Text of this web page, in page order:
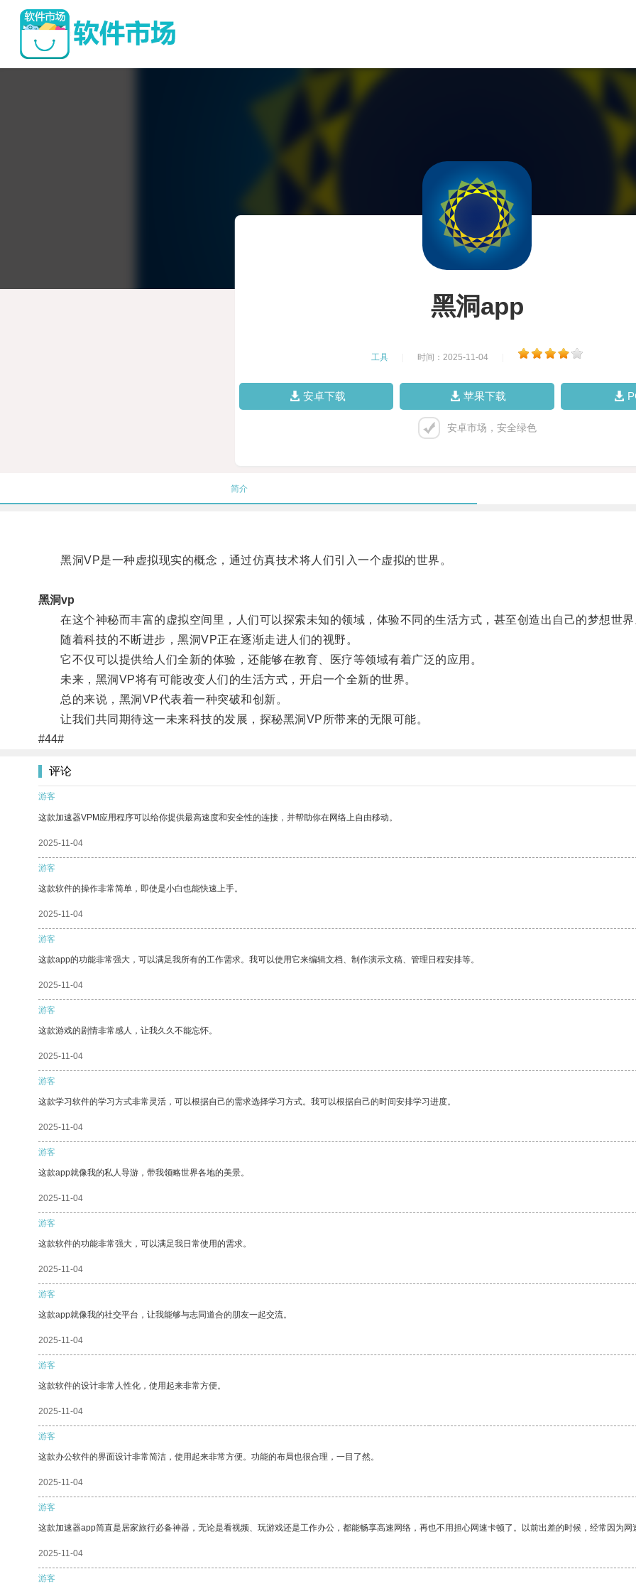
黑洞app
工具 时间：2025-11-04
安卓下载 苹果下载
安卓市场，安全绿色
简介
黑洞VP是一种虚拟现实的概念，通过仿真技术将人们引入一个虚拟的世界。
黑洞vp
在这个神秘而丰富的虚拟空间里，人们可以探索未知的领域，体验不同的生活方式，甚至创造出自己的梦想世界
随着科技的不断进步，黑洞VP正在逐渐走进人们的视野。
它不仅可以提供给人们全新的体验，还能够在教育、医疗等领域有着广泛的应用。
未来，黑洞VP将有可能改变人们的生活方式，开启一个全新的世界。
总的来说，黑洞VP代表着一种突破和创新。
让我们共同期待这一未来科技的发展，探秘黑洞VP所带来的无限可能。
#44#
评论
游客
这款加速器VPM应用程序可以给你提供最高速度和安全性的连接，并帮助你在网络上自由移动。
2025-11-04
游客
这款软件的操作非常简单，即使是小白也能快速上手。
2025-11-04
游客
这款app的功能非常强大，可以满足我所有的工作需求。我可以使用它来编辑文档、制作演示文稿、管理日程安排等。
2025-11-04
游客
这款游戏的剧情非常感人，让我久久不能忘怀。
2025-11-04
游客
这款学习软件的学习方式非常灵活，可以根据自己的需求选择学习方式。我可以根据自己的时间安排学习进度。
2025-11-04
游客
这款app就像我的私人导游，带我领略世界各地的美景。
2025-11-04
游客
这款软件的功能非常强大，可以满足我日常使用的需求。
2025-11-04
游客
这款app就像我的社交平台，让我能够与志同道合的朋友一起交流。
2025-11-04
游客
这款软件的设计非常人性化，使用起来非常方便。
2025-11-04
游客
这款办公软件的界面设计非常简洁，使用起来非常方便。功能的布局也很合理，一目了然。
2025-11-04
游客
这款加速器app简直是居家旅行必备神器，无论是看视频、玩游戏还是工作办公，都能畅享高速网络，再也不用担心网速卡顿了。以前出差的时候，经常因为
2025-11-04
游客